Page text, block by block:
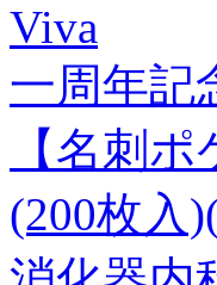
Viva
一周年記
【名刺
(200枚入